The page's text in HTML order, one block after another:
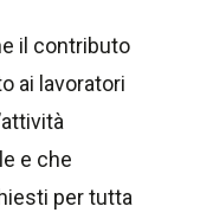
il contributo
ai lavoratori
e che
per tutta